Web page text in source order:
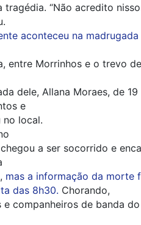
tragédia. “Não acredito
aconteceu na
entre Morrinhos e o trevo
dele, Allana Moraes, de
e
no local.
a ser socorrido e
mas a informação da morte
das 8h30. Chorando,
e companheiros de banda